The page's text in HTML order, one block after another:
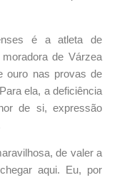
é a atleta de
de Várzea
ouro nas provas de
ela, a deficiência
de si, expressão
de valer a
aqui. Eu, por